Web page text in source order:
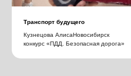
Транспорт будущего
Кузнецова АлисаНовосибирск
конкурс «ПДД. Безопасная дорога»